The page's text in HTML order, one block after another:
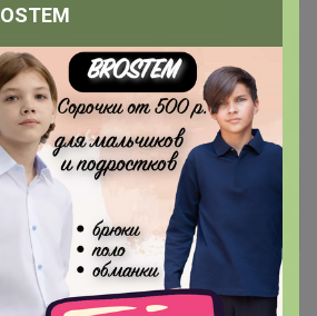
До нг успеем получить??